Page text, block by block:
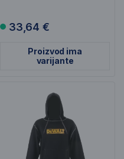
33,64 €
Proizvod ima
varijante